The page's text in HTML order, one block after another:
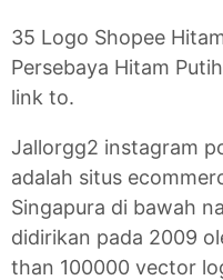
35 Logo Shopee
Persebaya Hitam
link to.
Jallorgg2 instagram
adalah situs
Singapura di bawah
didirikan pada 2009
than 100000 vector